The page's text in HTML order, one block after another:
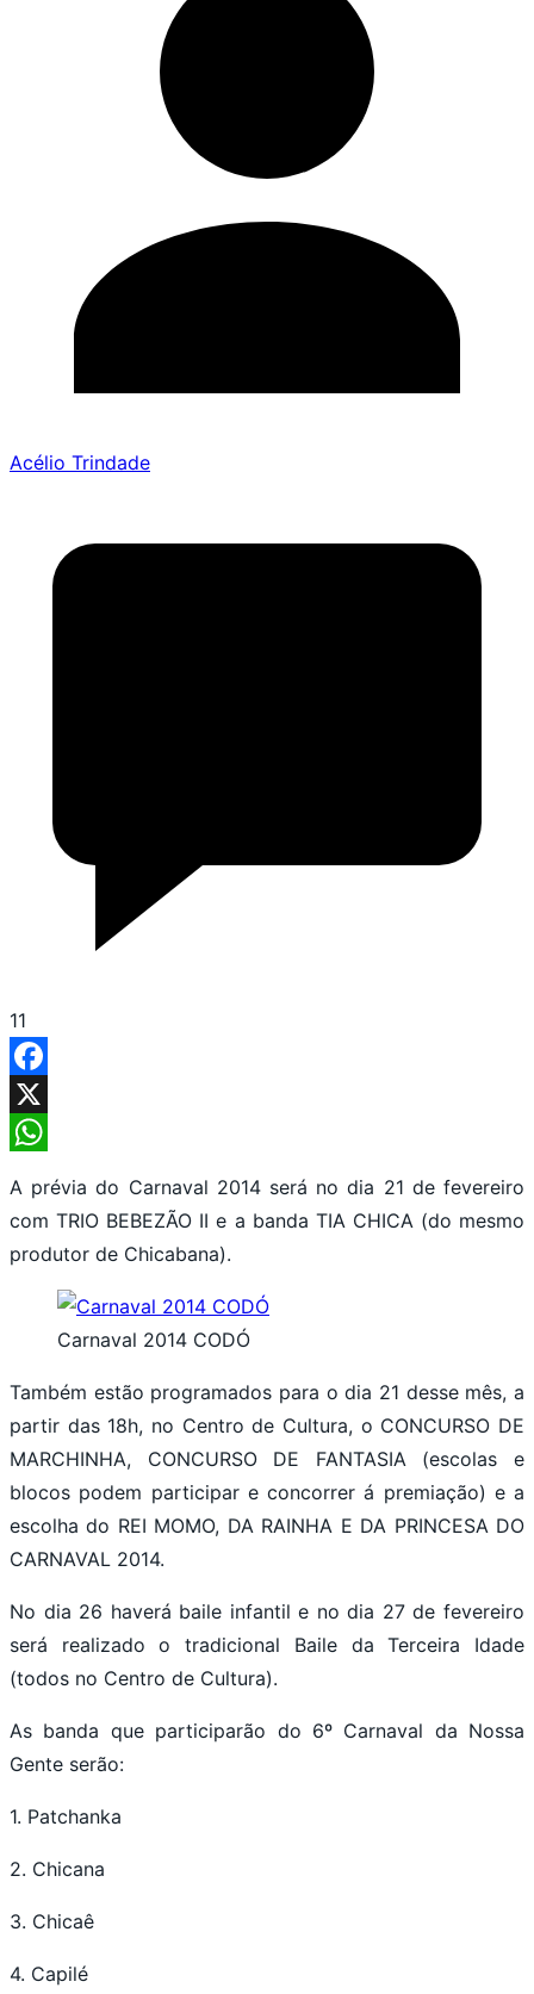
Acélio Trindade
11
Facebook
X
A prévia do Carnaval 2014 será no dia 21 de fevereiro
com TRIO BEBEZÃO II e a banda TIA CHICA (do mesmo
produtor de Chicabana).
Carnaval 2014 CODÓ
Também estão programados para o dia 21 desse mês, a
partir das 18h, no Centro de Cultura, o CONCURSO DE
MARCHINHA, CONCURSO DE FANTASIA (escolas e
blocos podem participar e concorrer á premiação) e a
escolha do REI MOMO, DA RAINHA E DA PRINCESA DO
CARNAVAL 2014.
No dia 26 haverá baile infantil e no dia 27 de fevereiro
será realizado o tradicional Baile da Terceira Idade
(todos no Centro de Cultura).
As banda que participarão do 6º Carnaval da Nossa
Gente serão:
1. Patchanka
2. Chicana
3. Chicaê
4. Capilé